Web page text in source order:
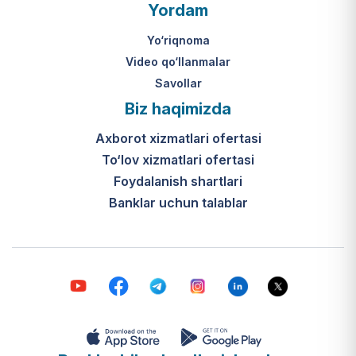
O‘zbekiston Respublikasi Vazirlar
316-son qarori hamda Prezidentning
PQ-410-son qarori.
Ijtimoiy qo‘llab-quvvatlash
markazlari (IQQM) o‘zi nima?
Bular ilgarigi “Saxovat” keksalar va
nogironligi bo‘lgan shaxslar uchun
internat uylari hamda Urush va
mehnat faxriylari pansionatining
Yordam
Yo‘riqnoma
Video qo‘llanmalar
Savollar
Biz haqimizda
Axborot xizmatlari ofertasi
To‘lov xizmatlari ofertasi
Foydalanish shartlari
Banklar uchun talablar